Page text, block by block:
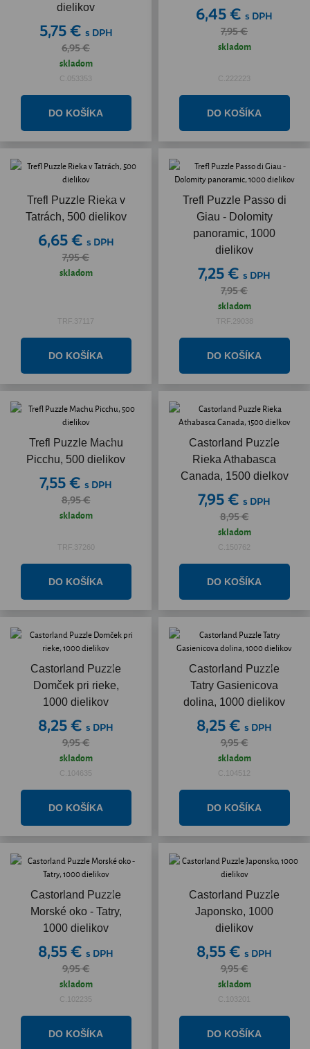
dielikov
5,75 € s DPH
6,95 €
skladom
C.053353
6,45 € s DPH
7,95 €
skladom
C.222223
Trefl Puzzle Rieka v
Tatrách, 500 dielikov
Akcia
6,65 € s DPH
7,95 €
skladom
TRF.37117
Trefl Puzzle Passo di
Giau - Dolomity
panoramic, 1000
dielikov
Akcia
7,25 € s DPH
7,95 €
skladom
TRF.29038
Trefl Puzzle Machu
Picchu, 500 dielikov
Akcia
7,55 € s DPH
8,95 €
skladom
TRF.37260
Castorland Puzzle
Rieka Athabasca
Canada, 1500 dielkov
Akcia
7,95 € s DPH
8,95 €
skladom
C.150762
Castorland Puzzle
Domček pri rieke,
1000 dielikov
Akcia
8,25 € s DPH
9,95 €
skladom
C.104635
Castorland Puzzle
Tatry Gasienicova
dolina, 1000 dielikov
Akcia
8,25 € s DPH
9,95 €
skladom
C.104512
Castorland Puzzle
Morské oko - Tatry,
1000 dielikov
Akcia
8,55 € s DPH
9,95 €
skladom
C.102235
Castorland Puzzle
Japonsko, 1000
dielikov
Akcia
8,55 € s DPH
9,95 €
skladom
C.103201